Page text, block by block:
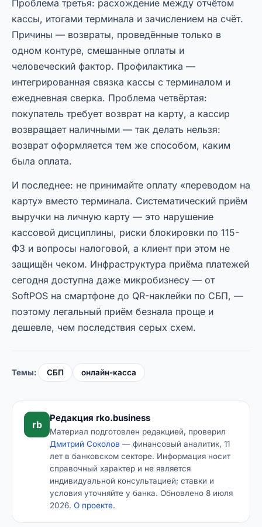
Проблема третья: расхождение между отчётом
кассы, итогами терминала и зачислением на счёт.
Причины — возвраты, проведённые только в
одном контуре, смешанные оплаты и
человеческий фактор. Профилактика —
интегрированная связка кассы с терминалом и
ежедневная сверка. Проблема четвёртая:
покупатель требует возврат на карту, а кассир
возвращает наличными — так делать нельзя:
возврат оформляется тем же способом, каким
была оплата.
И последнее: не принимайте оплату «переводом на
карту» вместо терминала. Систематический приём
выручки на личную карту — это нарушение
кассовой дисциплины, риски блокировки по 115-
ФЗ и вопросы налоговой, а клиент при этом не
защищён чеком. Инфраструктура приёма платежей
сегодня доступна даже микробизнесу — от
SoftPOS на смартфоне до QR-наклейки по СБП, —
поэтому легальный приём безнала проще и
дешевле, чем последствия серых схем.
Темы: СБП онлайн-касса
rb
Редакция rko.business
Материал подготовлен редакцией, проверил
Дмитрий Соколов — финансовый аналитик, 11
лет в банковском секторе. Информация носит
справочный характер и не является
индивидуальной консультацией; ставки и
условия уточняйте у банка. Обновлено 8 июля
2026. О проекте.